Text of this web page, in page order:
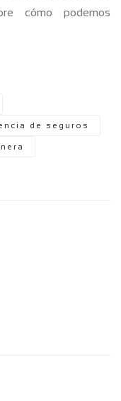
cómo podemos
de seguros